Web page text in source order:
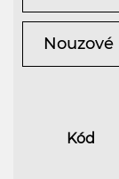
Nouzové
Kód